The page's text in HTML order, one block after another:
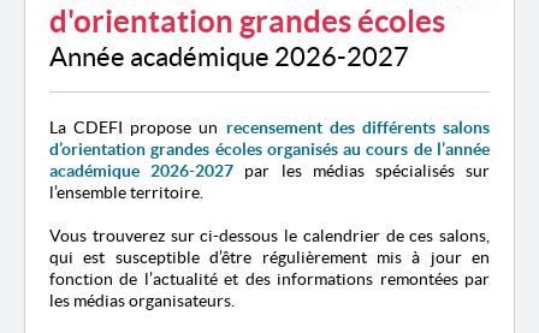
d'orientation grandes écoles
Année académique 2026-2027
La CDEFI propose un recensement des différents salons
d’orientation grandes écoles organisés au cours de l’année
académique 2026-2027 par les médias spécialisés sur
l’ensemble territoire.
Vous trouverez sur ci-dessous le calendrier de ces salons,
qui est susceptible d’être régulièrement mis à jour en
fonction de l’actualité et des informations remontées par
les médias organisateurs.